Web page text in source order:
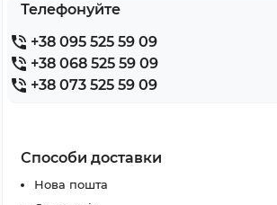
Телефонуйте
+38 095 525 59 09
+38 068 525 59 09
+38 073 525 59 09
Способи доставки
Нова пошта